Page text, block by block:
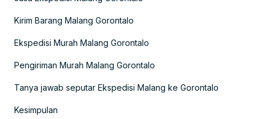
Kirim Barang Malang Gorontalo
Ekspedisi Murah Malang Gorontalo
Pengiriman Murah Malang Gorontalo
Tanya jawab seputar Ekspedisi Malang ke Gorontalo
Kesimpulan